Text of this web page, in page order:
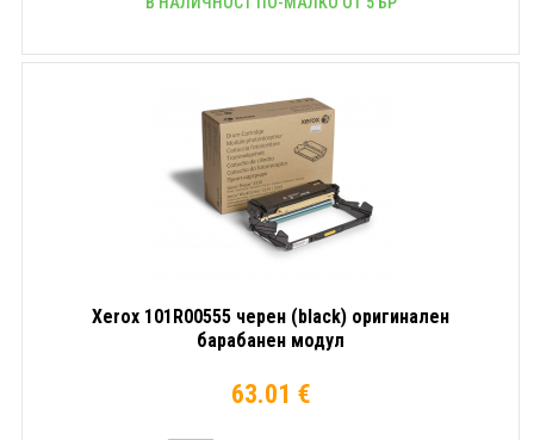
Xerox 101R00555 черен (black) оригинален
барабанен модул
63.01 €